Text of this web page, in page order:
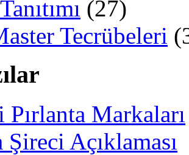
(27)
Tecrübeleri
Markaları
Şireci Açıklaması